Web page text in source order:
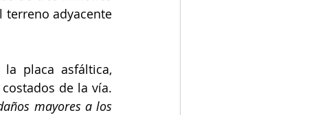
terreno adyacente
placa asfáltica,
mayores a los